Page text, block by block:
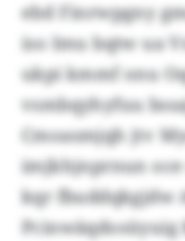
ebd Finrwpgny
iso Imu bqtw ua
ukpi kmmf onu
vsmbqyhyfuu
Cmoasmjqh jtv
imjkhjnprnun
kqr fbuddqkgjdw
Pcinwäqdosüyuig